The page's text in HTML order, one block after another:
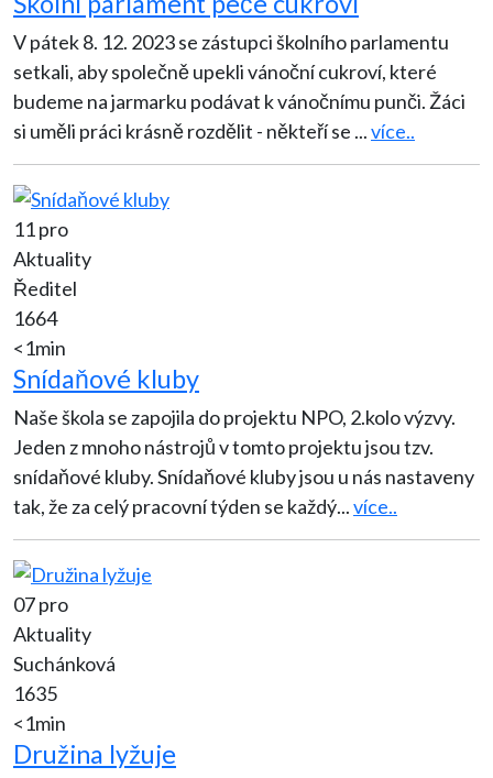
V pátek 8. 12. 2023 se zástupci školního parlamentu
setkali, aby společně upekli vánoční cukroví, které
budeme na jarmarku podávat k vánočnímu punči. Žáci
si uměli práci krásně rozdělit - někteří se ...více..
11 pro
Aktuality
Ředitel
1664
<1min
Snídaňové kluby
Naše škola se zapojila do projektu NPO, 2.kolo výzvy.
Jeden z mnoho nástrojů v tomto projektu jsou tzv.
snídaňové kluby. Snídaňové kluby jsou u nás nastaveny
tak, že za celý pracovní týden se každý...více..
07 pro
Aktuality
Suchánková
1635
<1min
Družina lyžuje